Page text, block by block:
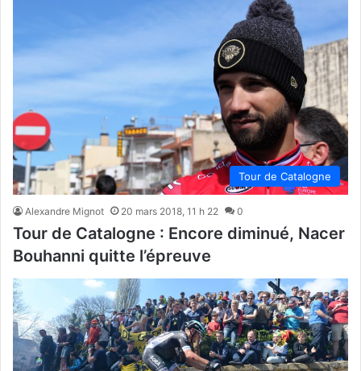
Tour de Catalogne
Alexandre Mignot 20 mars 2018, 11 h 22 0
Tour de Catalogne : Encore diminué, Nacer
Bouhanni quitte l’épreuve